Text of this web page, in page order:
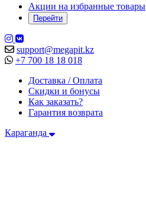
Акции на избранные товары
Перейти
support@megapit.kz
+7 700 18 18 018
Доставка / Оплата
Скидки и бонусы
Как заказать?
Гарантия возврата
Караганда